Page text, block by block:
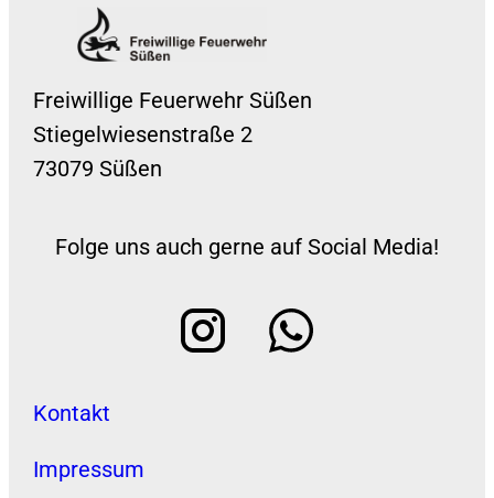
Freiwillige Feuerwehr Süßen
Stiegelwiesenstraße 2
73079 Süßen
Folge uns auch gerne auf Social Media!
Kontakt
Impressum